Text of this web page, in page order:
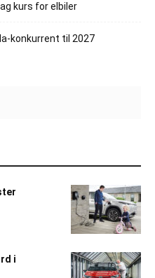
kurs for elbiler
konkurrent til 2027
i